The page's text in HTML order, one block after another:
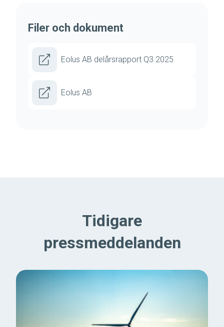
Filer och dokument
Eolus AB delårsrapport Q3 2025
Eolus AB
Tidigare
pressmeddelanden